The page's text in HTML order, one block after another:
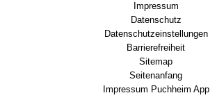
Impressum
Datenschutz
Datenschutzeinstellungen
Barrierefreiheit
Sitemap
Seitenanfang
Impressum Puchheim App